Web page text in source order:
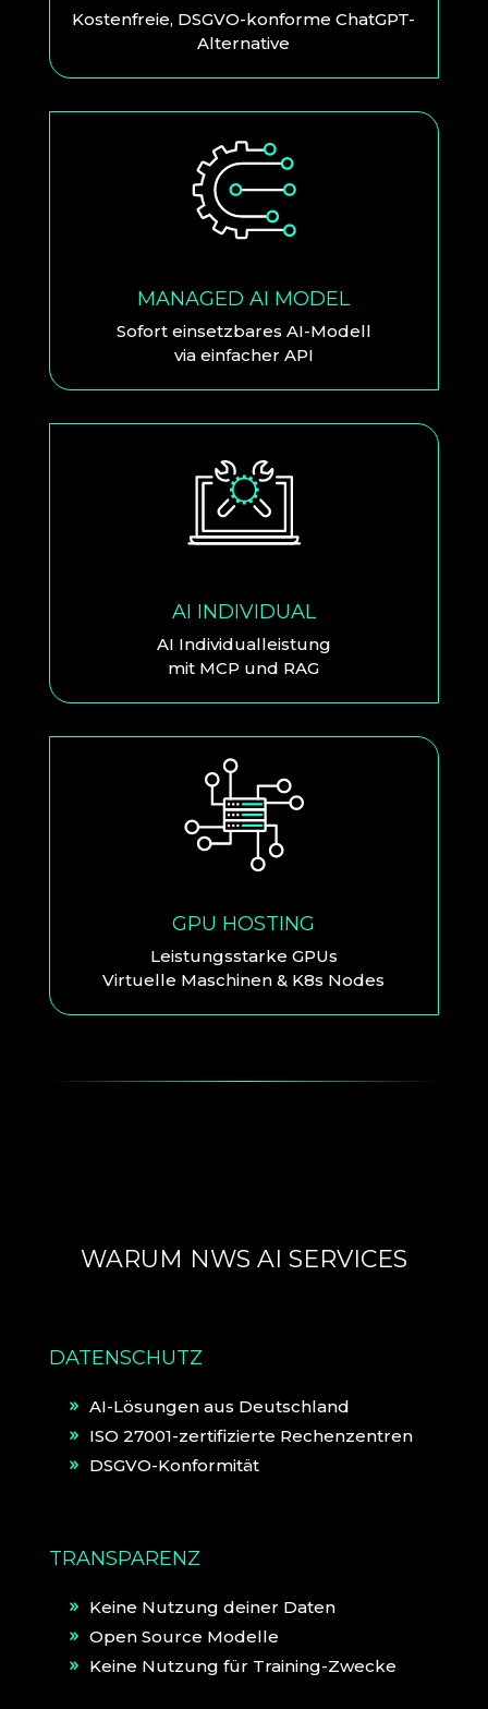
Kostenfreie, DSGVO-konforme ChatGPT-
Alternative
MANAGED AI MODEL
Sofort einsetzbares AI-Modell
via einfacher API
AI INDIVIDUAL
AI Individualleistung
mit MCP und RAG
GPU HOSTING
Leistungsstarke GPUs
Virtuelle Maschinen & K8s Nodes
WARUM NWS AI SERVICES
DATENSCHUTZ
AI-Lösungen aus Deutschland
ISO 27001-zertifizierte Rechenzentren
DSGVO-Konformität
TRANSPARENZ
Keine Nutzung deiner Daten
Open Source Modelle
Keine Nutzung für Training-Zwecke